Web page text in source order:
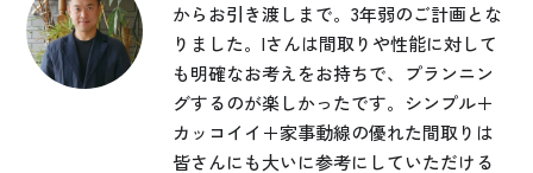
からお引き渡しまで。3年弱のご計画とな
りました。Iさんは間取りや性能に対して
も明確なお考えをお持ちで、プランニン
グするのが楽しかったです。シンプル＋
カッコイイ＋家事動線の優れた間取りは
皆さんにも大いに参考にしていただける